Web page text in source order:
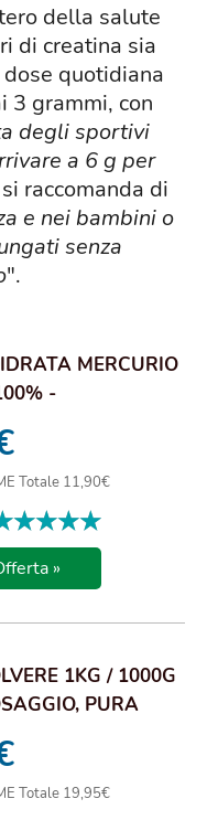
della salute
di creatina sia
quotidiana
3 grammi, con
degli sportivi
a 6 g per
raccomanda di
e nei bambini o
senza
".
MERCURIO
-
Totale 11,90€
»
1KG / 1000G
PURA
Totale 19,95€